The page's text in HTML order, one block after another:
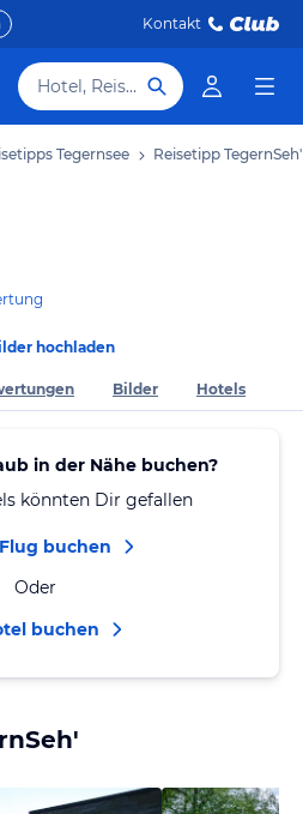
Kontakt
Hotel, Reiseziel
Tegernsee Reisetipp TegernSeh'
hochladen
Bilder Hotels
in der Nähe buchen?
könnten Dir gefallen
buchen
Oder
buchen